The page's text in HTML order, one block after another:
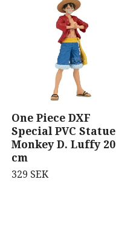
One Piece DXF
Special PVC Statue
Monkey D. Luffy 20
cm
329 SEK